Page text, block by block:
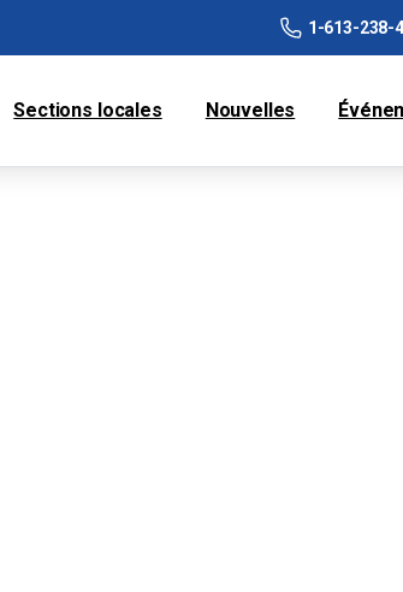
1-613-238-
Sections locales Nouvelles